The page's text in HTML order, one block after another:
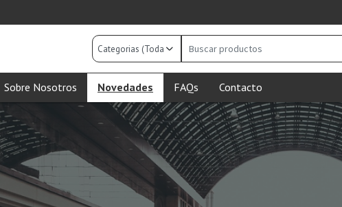
Categorias
(Todas)
productos
Sobre Nosotros Novedades FAQs Contacto